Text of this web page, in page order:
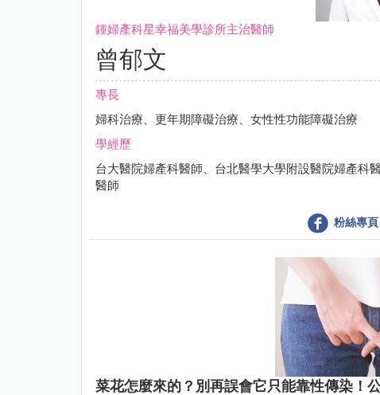
鍾婦產科星幸福美學診所主治醫師
曾郁文
專長
婦科治療、更年期障礙治療、女性性功能障礙治療
學經歷
台大醫院婦產科醫師、台北醫學大學附設醫院婦產科
醫師
粉絲專頁
菜花怎麼來的？別再誤會它只能靠性傳染！